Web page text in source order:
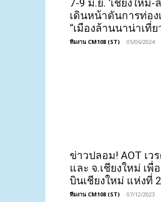
7-9 มิ.ย. ‘เชียงใหม่-
เดินหน้าดันการท่อง
“เมืองล้านนาน่าเที่ย
ทีมงาน CM108 (ST) - 05/06/2024
ข่าวปลอม! AOT เ
และ จ.เชียงใหม่ เพื่
บินเชียงใหม่ แห่งที่ 2
ทีมงาน CM108 (ST) - 07/12/2023